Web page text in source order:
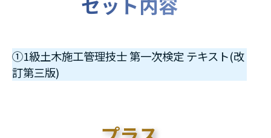
①1級土木施工管理技士 第一次検定 テキスト(改
訂第三版)